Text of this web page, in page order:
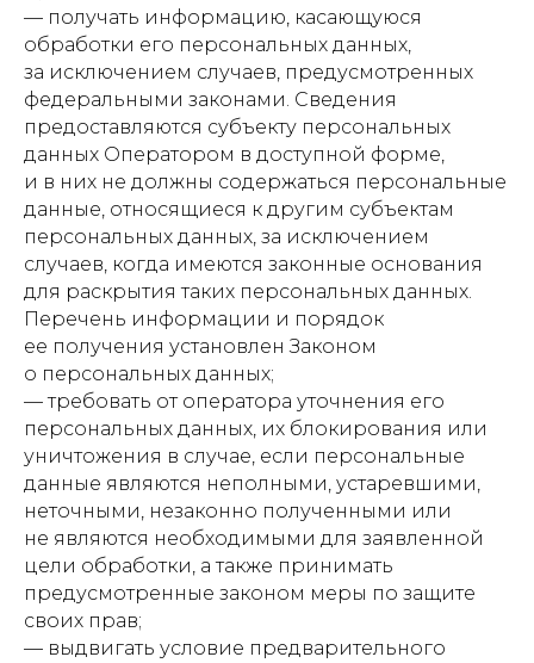
— получать информацию, касающуюся
обработки его персональных данных,
за исключением случаев, предусмотренных
федеральными законами. Сведения
предоставляются субъекту персональных
данных Оператором в доступной форме,
и в них не должны содержаться персональные
данные, относящиеся к другим субъектам
персональных данных, за исключением
случаев, когда имеются законные основания
для раскрытия таких персональных данных.
Перечень информации и порядок
ее получения установлен Законом
о персональных данных;
— требовать от оператора уточнения его
персональных данных, их блокирования или
уничтожения в случае, если персональные
данные являются неполными, устаревшими,
неточными, незаконно полученными или
не являются необходимыми для заявленной
цели обработки, а также принимать
предусмотренные законом меры по защите
своих прав;
— выдвигать условие предварительного